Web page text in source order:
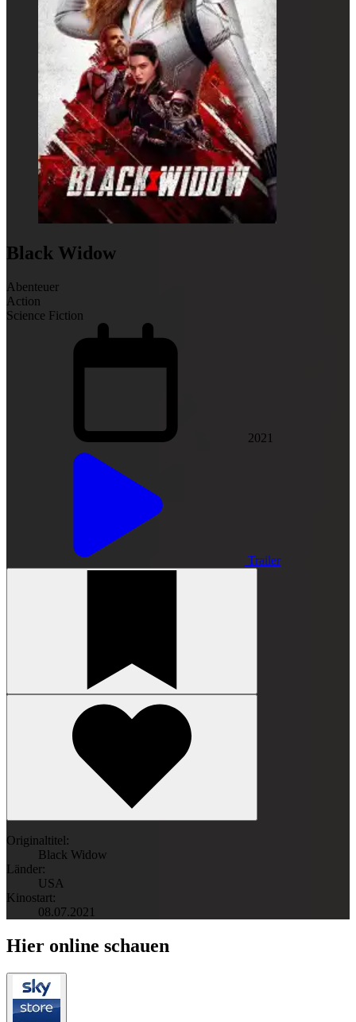
Black Widow
Abenteuer
Action
Science Fiction
2021
Trailer
Originaltitel:
Black Widow
Länder:
USA
Kinostart:
08.07.2021
Hier online schauen